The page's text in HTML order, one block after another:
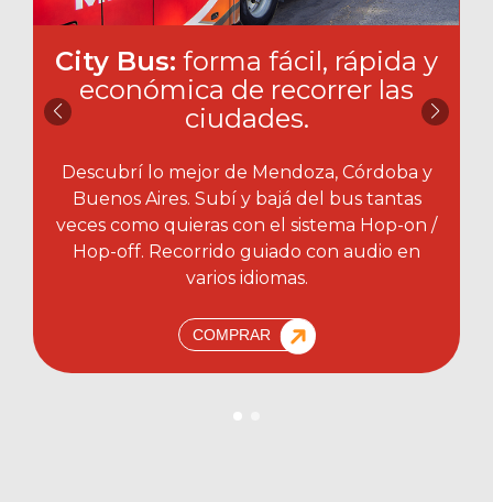
City Bus: forma fácil, rápida y
económica de recorrer las
ciudades.​
Descubrí lo mejor de Mendoza, Córdoba y
Buenos Aires. Subí y bajá del bus tantas
veces como quieras con el sistema Hop-on /
Hop-off. Recorrido guiado con audio en
varios idiomas.
COMPRAR